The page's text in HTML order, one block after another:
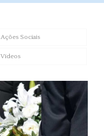
Ações Sociais
Vídeos